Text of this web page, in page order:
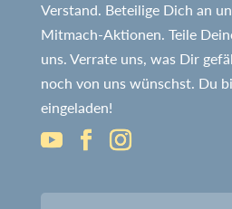
Verstand. Beteilige Dich an
Mitmach-Aktionen. Teile
uns. Verrate uns, was Dir
noch von uns wünschst. Du
eingeladen!